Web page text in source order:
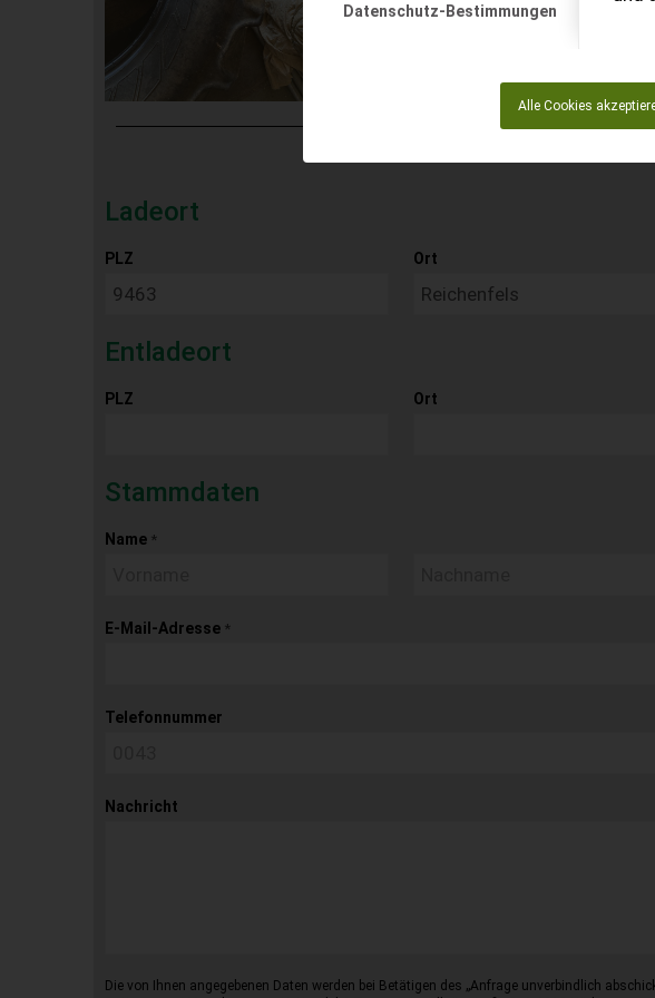
Datenschutz-Bestimmungen
Alle Cookies
Ladeort
PLZ Ort
Entladeort
PLZ Ort
Stammdaten
Name *
E-Mail-Adresse *
Telefonnummer
Nachricht
Die von Ihnen angegebenen Daten werden bei Betätigen des „Anfrage unverbindlich